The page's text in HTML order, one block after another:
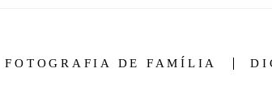
FOTOGRAFIA DE FAMÍLIA